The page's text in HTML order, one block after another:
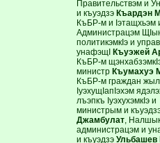
Правительствэм и
и къуэдзэ Къардэн
КъБР-м и Iэтащхьэм
Администрацэм
политикэмкIэ и
унафэщI Къуэжей
КъБР-м
министр Къумахуэ
КъБР-м граждан
IуэхущIапIэхэм
лъэпкъ IуэхухэмкIэ и
министрым и
Джамбулат,
администрацэм и
и къуэдзэ